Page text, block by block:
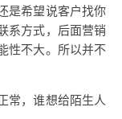
是希望说客户找你
系方式，后面营销
性不大。所以并不
常，谁想给陌生人